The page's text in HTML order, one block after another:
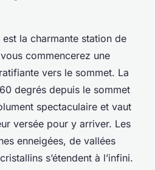
la charmante station de
commencerez une
vers le sommet. La
degrés depuis le sommet
spectaculaire et vaut
versée pour y arriver. Les
enneigées, de vallées
s’étendent à l’infini.